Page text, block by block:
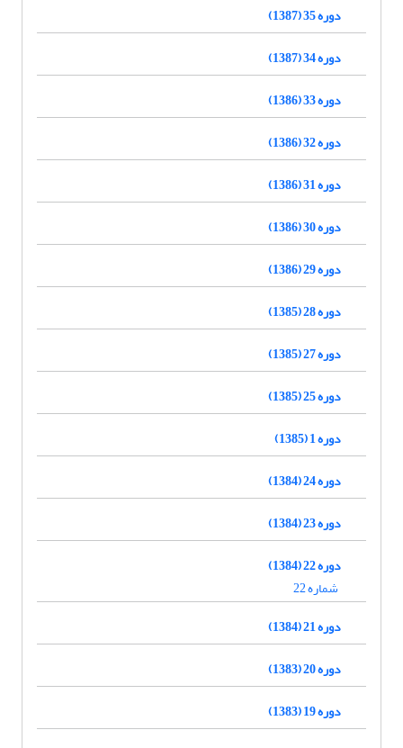
دوره 35 (1387)
دوره 34 (1387)
دوره 33 (1386)
دوره 32 (1386)
دوره 31 (1386)
دوره 30 (1386)
دوره 29 (1386)
دوره 28 (1385)
دوره 27 (1385)
دوره 25 (1385)
دوره 1 (1385)
دوره 24 (1384)
دوره 23 (1384)
دوره 22 (1384)
شماره 22
دوره 21 (1384)
دوره 20 (1383)
دوره 19 (1383)